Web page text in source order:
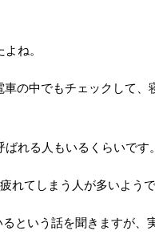
ね。
の中でもチェックして、
れる人もいるくらいです。
れてしまう人が多いようで
という話を聞きますが、